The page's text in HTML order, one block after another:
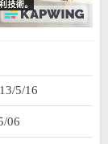
5/16
06